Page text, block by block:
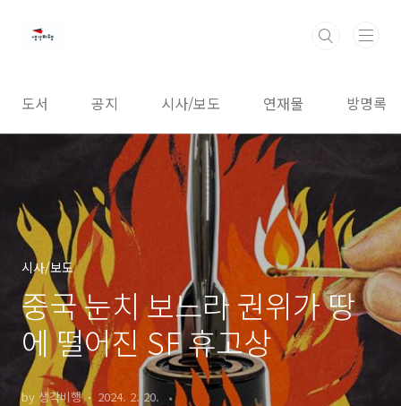
도서 공지 시사/보도 연재물 방명록
시사/보도
중국 눈치 보느라 권위가 땅
에 떨어진 SF 휴고상
by 생각비행 2024. 2. 20.